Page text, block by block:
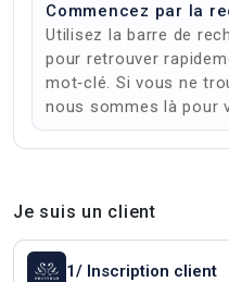
Commencez par la
Utilisez la barre de
pour retrouver
mot‑clé. Si vous ne
nous sommes là pour
Je suis un client
1/ Inscription client